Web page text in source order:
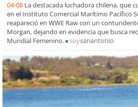
04-08 La destacada luchadora chilena, que
en el Instituto Comercial Marítimo Pacífico
reapareció en WWE Raw con un
Morgan, dejando en evidencia que busca
Mundial Femenino.
soysanantonio